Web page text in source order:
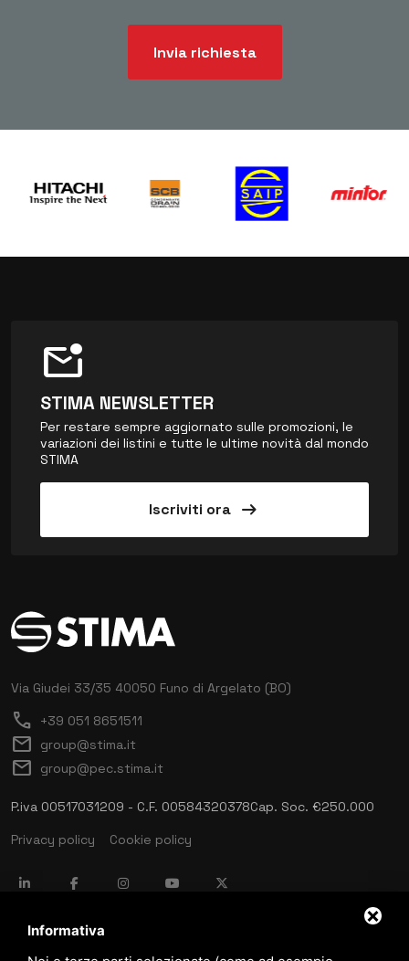
Invia richiesta
mark_email_unread
STIMA NEWSLETTER
Per restare sempre aggiornato sulle promozioni, le
variazioni dei listini e tutte le ultime novità dal mondo
STIMA
Iscriviti ora arrow_right_alt
Via Giudei 33/35 40050 Funo di Argelato (BO)
call +39 051 8651511
mail group@stima.it
mail group@pec.stima.it
P.iva 00517031209 - C.F. 00584320378Cap. Soc. €250.000
Privacy policy
Cookie policy
language ITALIANO
Informativa